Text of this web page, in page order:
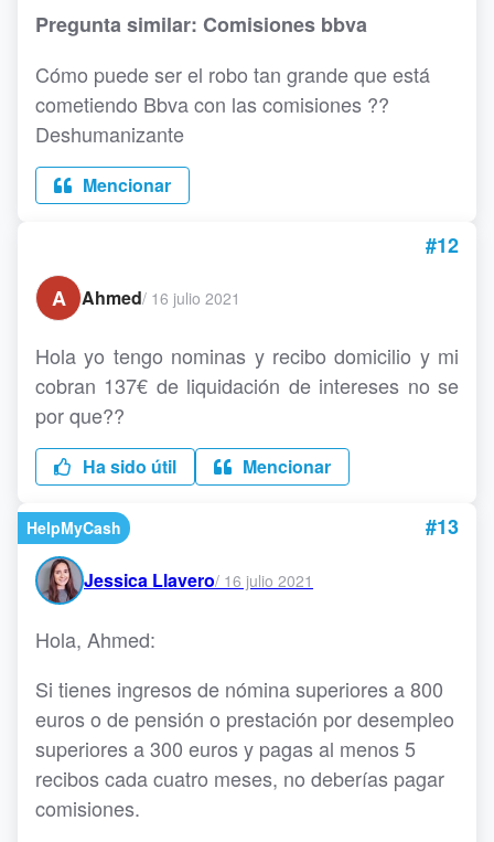
Pregunta similar: Comisiones bbva
Cómo puede ser el robo tan grande que está
cometiendo Bbva con las comisiones ??
Deshumanizante
Mencionar
#12
A
Ahmed/ 16 julio 2021
Hola yo tengo nominas y recibo domicilio y mi
cobran 137€ de liquidación de intereses no se
por que??
Ha sido útil Mencionar
HelpMyCash #13
Jessica Llavero/ 16 julio 2021
Hola, Ahmed:
Si tienes ingresos de nómina superiores a 800
euros o de pensión o prestación por desempleo
superiores a 300 euros y pagas al menos 5
recibos cada cuatro meses, no deberías pagar
comisiones.